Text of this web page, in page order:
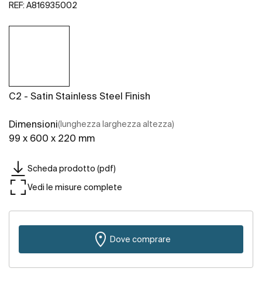
REF: A816935002
C2 - Satin Stainless Steel Finish
Dimensioni(lunghezza larghezza altezza)
99 x 600 x 220 mm
Scheda prodotto (pdf)
Vedi le misure complete
Dove comprare